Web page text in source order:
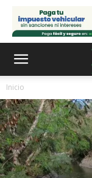
Inicio